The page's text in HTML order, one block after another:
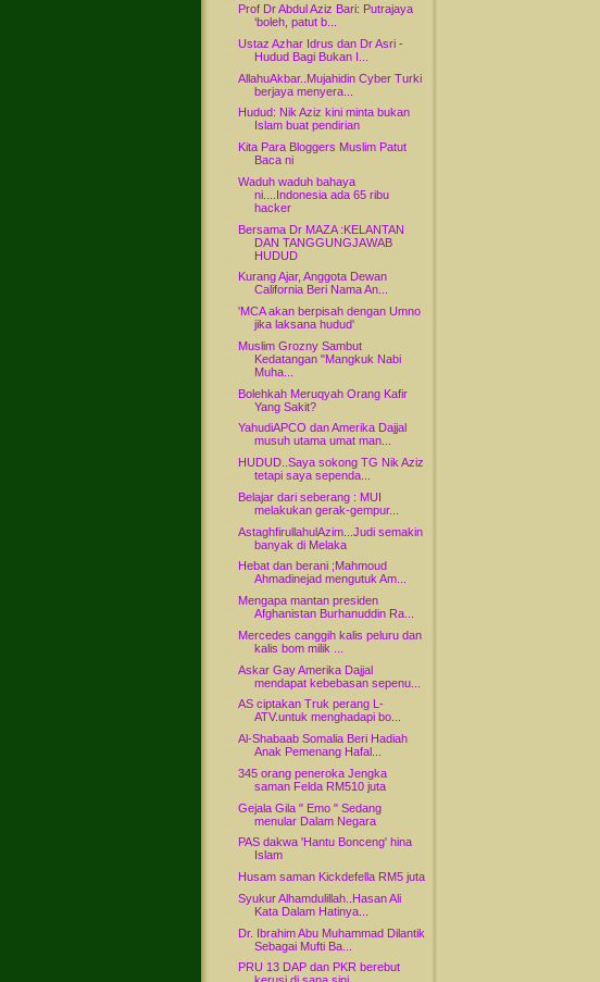
Prof Dr Abdul Aziz Bari: Putrajaya
‘boleh, patut b...
Ustaz Azhar Idrus dan Dr Asri -
Hudud Bagi Bukan I...
AllahuAkbar..Mujahidin Cyber Turki
berjaya menyera...
Hudud: Nik Aziz kini minta bukan
Islam buat pendirian
Kita Para Bloggers Muslim Patut
Baca ni
Waduh waduh bahaya
ni....Indonesia ada 65 ribu
hacker
Bersama Dr MAZA :KELANTAN
DAN TANGGUNGJAWAB
HUDUD
Kurang Ajar, Anggota Dewan
California Beri Nama An...
'MCA akan berpisah dengan Umno
jika laksana hudud'
Muslim Grozny Sambut
Kedatangan "Mangkuk Nabi
Muha...
Bolehkah Meruqyah Orang Kafir
Yang Sakit?
YahudiAPCO dan Amerika Dajjal
musuh utama umat man...
HUDUD..Saya sokong TG Nik Aziz
tetapi saya sependa...
Belajar dari seberang : MUI
melakukan gerak-gempur...
AstaghfirullahulAzim...Judi semakin
banyak di Melaka
Hebat dan berani ;Mahmoud
Ahmadinejad mengutuk Am...
Mengapa mantan presiden
Afghanistan Burhanuddin Ra...
Mercedes canggih kalis peluru dan
kalis bom milik ...
Askar Gay Amerika Dajjal
mendapat kebebasan sepenu...
AS ciptakan Truk perang L-
ATV.untuk menghadapi bo...
Al-Shabaab Somalia Beri Hadiah
Anak Pemenang Hafal...
345 orang peneroka Jengka
saman Felda RM510 juta
Gejala Gila " Emo " Sedang
menular Dalam Negara
PAS dakwa 'Hantu Bonceng' hina
Islam
Husam saman Kickdefella RM5 juta
Syukur Alhamdulillah..Hasan Ali
Kata Dalam Hatinya...
Dr. Ibrahim Abu Muhammad Dilantik
Sebagai Mufti Ba...
PRU 13 DAP dan PKR berebut